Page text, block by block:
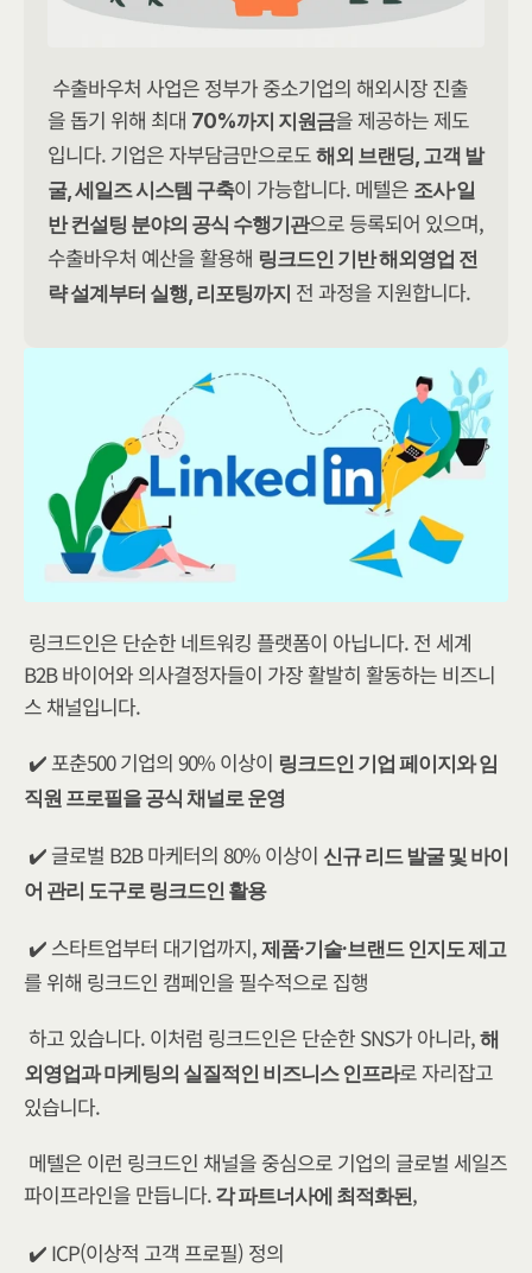
수출바우처 사업은 정부가 중소기업의 해외시장 진출
을 돕기 위해 최대 70%까지 지원금을 제공하는 제도
입니다. 기업은 자부담금만으로도 해외 브랜딩, 고객 발
굴, 세일즈 시스템 구축이 가능합니다. 메텔은 조사·일
반 컨설팅 분야의 공식 수행기관으로 등록되어 있으며,
수출바우처 예산을 활용해 링크드인 기반 해외영업 전
략 설계부터 실행, 리포팅까지 전 과정을 지원합니다.
링크드인은 단순한 네트워킹 플랫폼이 아닙니다. 전 세계
B2B 바이어와 의사결정자들이 가장 활발히 활동하는 비즈니
스 채널입니다.
✔️ 포춘500 기업의 90% 이상이 링크드인 기업 페이지와 임
직원 프로필을 공식 채널로 운영
✔️ 글로벌 B2B 마케터의 80% 이상이 신규 리드 발굴 및 바이
어 관리 도구로 링크드인 활용
✔️ 스타트업부터 대기업까지, 제품·기술·브랜드 인지도 제고
를 위해 링크드인 캠페인을 필수적으로 집행
하고 있습니다. 이처럼 링크드인은 단순한 SNS가 아니라, 해
외영업과 마케팅의 실질적인 비즈니스 인프라로 자리잡고
있습니다.
메텔은 이런 링크드인 채널을 중심으로 기업의 글로벌 세일즈
파이프라인을 만듭니다. 각 파트너사에 최적화된,
✔️ ICP(이상적 고객 프로필) 정의